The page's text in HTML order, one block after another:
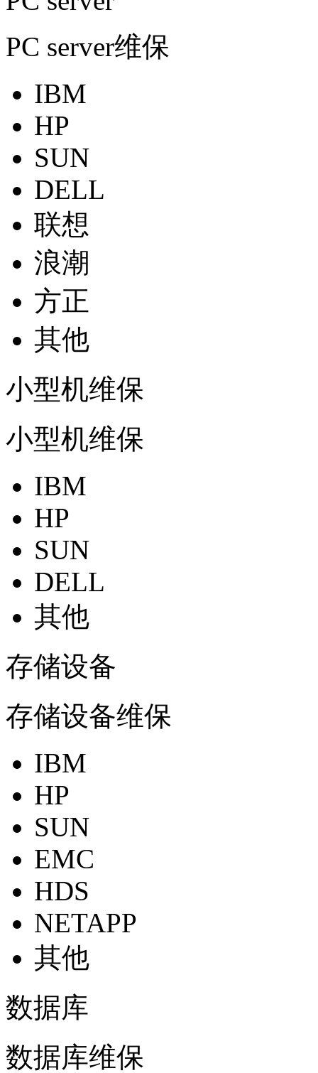
PC server维保
IBM
HP
SUN
DELL
联想
浪潮
方正
其他
小型机维保
小型机维保
IBM
HP
SUN
DELL
其他
存储设备
存储设备维保
IBM
HP
SUN
EMC
HDS
NETAPP
其他
数据库
数据库维保